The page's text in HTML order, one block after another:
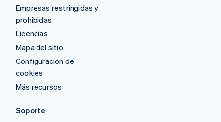
Empresas restringidas y
prohibidas
Licencias
Mapa del sitio
Configuración de
cookies
Más recursos
Soporte